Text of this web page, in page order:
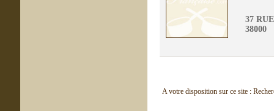
37
38000
A votre disposition sur ce site :